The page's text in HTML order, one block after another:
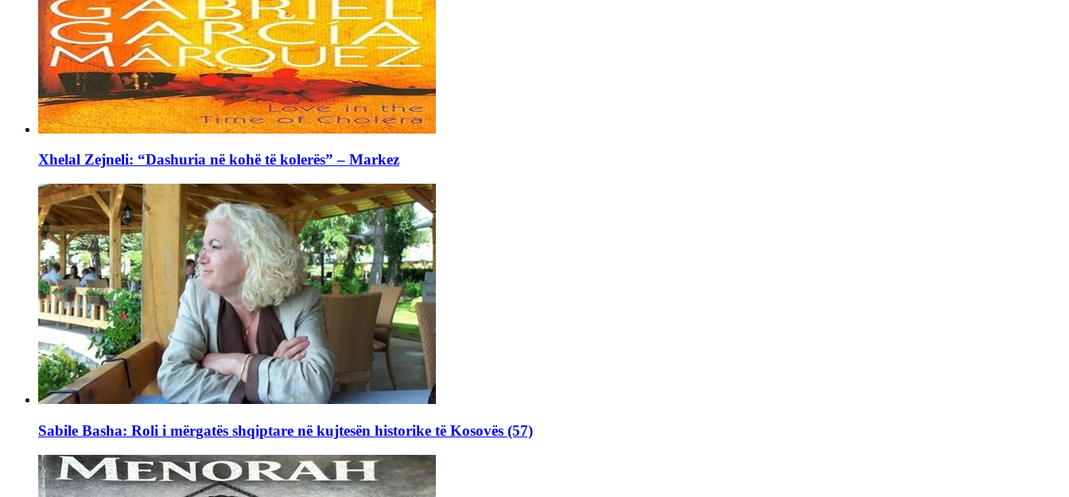
Xhelal Zejneli: “Dashuria në kohë të kolerës” – Markez
Sabile Basha: Roli i mërgatës shqiptare në kujtesën historike të Kosovës (57)